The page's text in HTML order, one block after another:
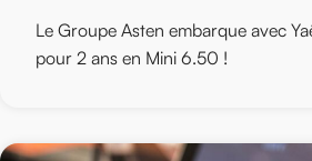
Le Groupe Asten embarque avec
pour 2 ans en Mini 6.50 !